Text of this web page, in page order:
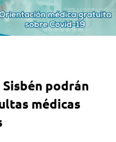
podrán
médicas